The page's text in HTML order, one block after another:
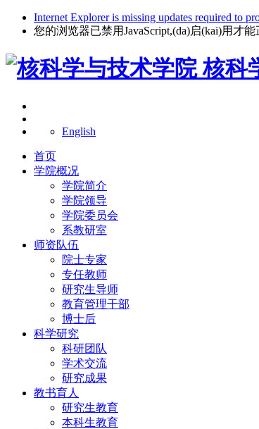
Internet Explorer is missing updates required to
您的浏览器已禁用JavaScript,(da)启(kai)用才能
核科
English
首页
学院概况
学院简介
学院领导
学院委员会
系教研室
师资队伍
院士专家
专任教师
研究生导师
教育管理干部
博士后
科学研究
科研团队
学术交流
研究成果
教书育人
研究生教育
本科生教育